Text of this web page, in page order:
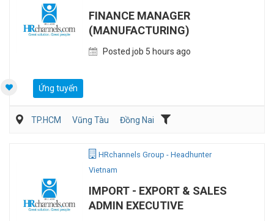
FINANCE MANAGER
(MANUFACTURING)
Posted job 5 hours ago
Ứng tuyển
TP.HCM Vũng Tàu
Đồng Nai
HRchannels Group - Headhunter
Vietnam
IMPORT - EXPORT & SALES
ADMIN EXECUTIVE